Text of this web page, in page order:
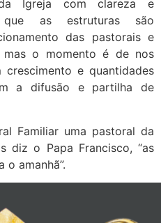
Igreja com clareza e
que as estruturas são
das pastorais e
mas o momento é de nos
crescimento e quantidades
a difusão e partilha de
Familiar uma pastoral da
diz o Papa Francisco, “as
o amanhã”.